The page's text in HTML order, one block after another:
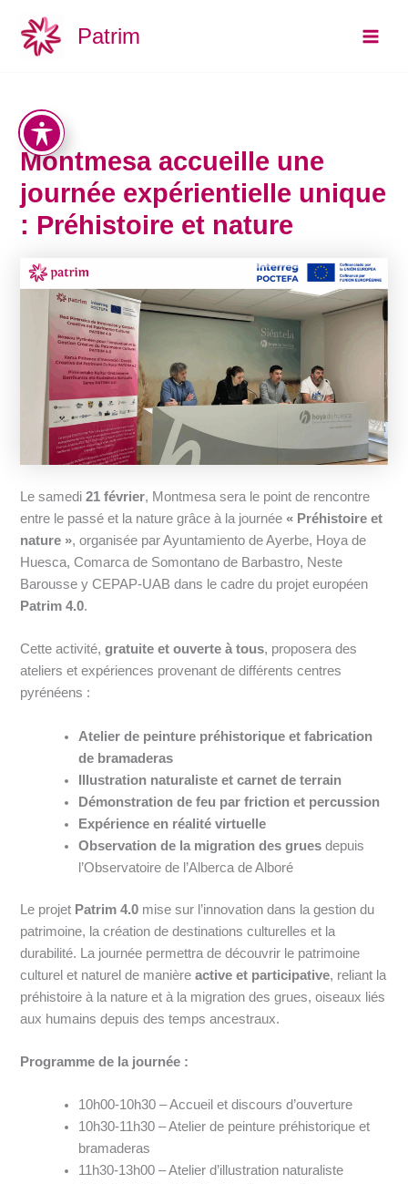
contenu
Patrim
Montmesa accueille une
journée expérientielle unique
: Préhistoire et nature
Le samedi21 février, Montmesa sera le point de rencontre
entre le passé et la nature grâce à la journée« Préhistoire et
nature », organisée par Ayuntamiento de Ayerbe, Hoya de
Huesca, Comarca de Somontano de Barbastro, Neste
Barousse y CEPAP-UAB dans le cadre du projet européen
Patrim 4.0.
Cette activité,gratuite et ouverte à tous, proposera des
ateliers et expériences provenant de différents centres
pyrénéens :
Atelier de peinture préhistorique et fabrication
de bramaderas
Illustration naturaliste et carnet de terrain
Démonstration de feu par friction et percussion
Expérience en réalité virtuelle
Observation de la migration des grues depuis
l’Observatoire de l’Alberca de Alboré
Le projet Patrim 4.0 mise sur l’innovation dans la gestion du
patrimoine, la création de destinations culturelles et la
durabilité. La journée permettra de découvrir le patrimoine
culturel et naturel de manièreactive et participative, reliant la
préhistoire à la nature et à la migration des grues, oiseaux liés
aux humains depuis des temps ancestraux.
Programme de la journée :
10h00-10h30 – Accueil et discours d’ouverture
10h30-11h30 – Atelier de peinture préhistorique et
bramaderas
11h30-13h00 – Atelier d’illustration naturaliste